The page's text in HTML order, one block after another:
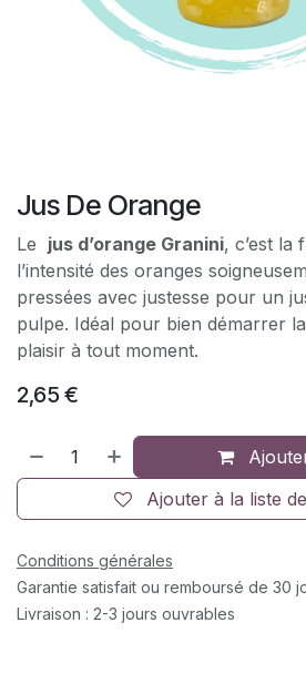
Jus De Orange
Le jus d’orange Granini, c’est la
l’intensité des oranges
pressées avec justesse pour un
pulpe. Idéal pour bien démarrer
plaisir à tout moment.
2,65 €
Ajouter à la liste
Conditions générales
Garantie satisfait ou remboursé de 30
Livraison : 2-3 jours ouvrables